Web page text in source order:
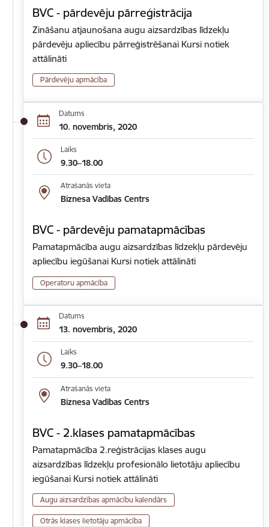
BVC - pārdevēju pārreģistrācija
Zināšanu atjaunošana augu aizsardzības līdzekļu
pārdevēju apliecību pārreģistrēšanai Kursi notiek
attālināti
Pārdevēju apmācība
Datums
10. novembris, 2020
Laiks
9.30–18.00
Atrašanās vieta
Biznesa Vadības Centrs
BVC - pārdevēju pamatapmācības
Pamatapmācība augu aizsardzības līdzekļu pārdevēju
apliecību iegūšanai Kursi notiek attālināti
Operatoru apmācība
Datums
13. novembris, 2020
Laiks
9.30–18.00
Atrašanās vieta
Biznesa Vadības Centrs
BVC - 2.klases pamatapmācības
Pamatapmācība 2.reģistrācijas klases augu
aizsardzības līdzekļu profesionālo lietotāju apliecību
iegūšanai Kursi notiek attālināti
Augu aizsardzības apmācību kalendārs
Otrās klases lietotāju apmācība